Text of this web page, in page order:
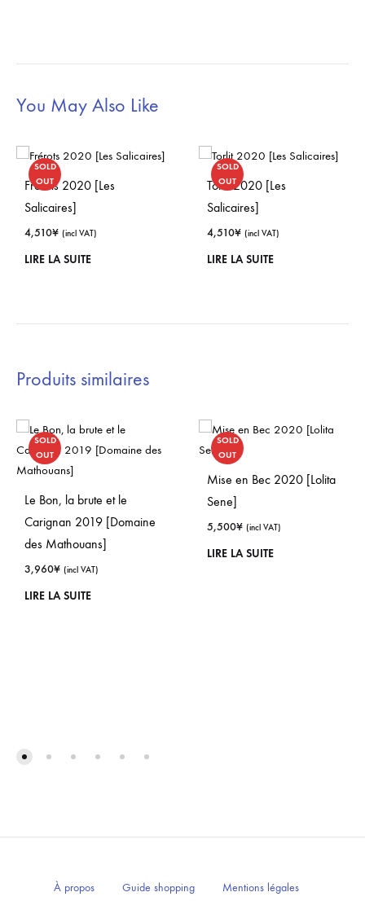
You May Also Like
SOLD
OUT
Frérots 2020 [Les
Salicaires]
4,510¥ (incl VAT)
LIRE LA SUITE
SOLD
OUT
Torlit 2020 [Les
Salicaires]
4,510¥ (incl VAT)
LIRE LA SUITE
Produits similaires
SOLD
OUT
Le Bon, la brute et le
Carignan 2019 [Domaine
des Mathouans]
3,960¥ (incl VAT)
LIRE LA SUITE
SOLD
OUT
Mise en Bec 2020 [Lolita
Sene]
5,500¥ (incl VAT)
LIRE LA SUITE
À propos Guide shopping
Mentions légales